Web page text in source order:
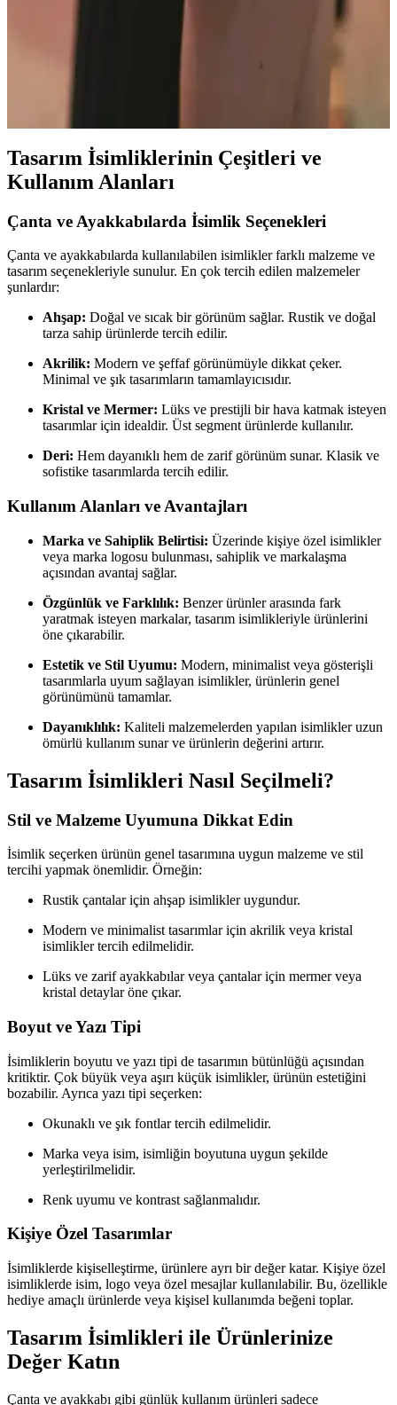
Kompakt EDC Çantası Seçimi: Kullanıcı
Deneyimleri ve Öne Çıkan Modellerin İncelenmesi
Kompakt EDC çantaları, günlük eşyaların düzenli taşınmasını
Metro ve diğer modellerin avantajları ve dezavantajları inceleniyor.
Tasarım İsimliklerinin Çeşitleri ve
Kullanım Alanları
Çanta ve Ayakkabılarda İsimlik Seçenekleri
Çanta ve ayakkabılarda kullanılabilen isimlikler farklı malzeme ve
tasarım seçenekleriyle sunulur. En çok tercih edilen malzemeler
şunlardır:
Ahşap: Doğal ve sıcak bir görünüm sağlar. Rustik ve doğal
tarza sahip ürünlerde tercih edilir.
Akrilik: Modern ve şeffaf görünümüyle dikkat çeker.
Minimal ve şık tasarımların tamamlayıcısıdır.
Kristal ve Mermer: Lüks ve prestijli bir hava katmak isteyen
tasarımlar için idealdir. Üst segment ürünlerde kullanılır.
Deri: Hem dayanıklı hem de zarif görünüm sunar. Klasik ve
sofistike tasarımlarda tercih edilir.
Kullanım Alanları ve Avantajları
Marka ve Sahiplik Belirtisi: Üzerinde kişiye özel isimlikler
veya marka logosu bulunması, sahiplik ve markalaşma
açısından avantaj sağlar.
Özgünlük ve Farklılık: Benzer ürünler arasında fark
yaratmak isteyen markalar, tasarım isimlikleriyle ürünlerini
öne çıkarabilir.
Estetik ve Stil Uyumu: Modern, minimalist veya gösterişli
tasarımlarla uyum sağlayan isimlikler, ürünlerin genel
görünümünü tamamlar.
Dayanıklılık: Kaliteli malzemelerden yapılan isimlikler uzun
ömürlü kullanım sunar ve ürünlerin değerini artırır.
Tasarım İsimlikleri Nasıl Seçilmeli?
Stil ve Malzeme Uyumuna Dikkat Edin
İsimlik seçerken ürünün genel tasarımına uygun malzeme ve stil
tercihi yapmak önemlidir. Örneğin:
Rustik çantalar için ahşap isimlikler uygundur.
Modern ve minimalist tasarımlar için akrilik veya kristal
isimlikler tercih edilmelidir.
Lüks ve zarif ayakkabılar veya çantalar için mermer veya
kristal detaylar öne çıkar.
Boyut ve Yazı Tipi
İsimliklerin boyutu ve yazı tipi de tasarımın bütünlüğü açısından
kritiktir. Çok büyük veya aşırı küçük isimlikler, ürünün estetiğini
bozabilir. Ayrıca yazı tipi seçerken:
Okunaklı ve şık fontlar tercih edilmelidir.
Marka veya isim, isimliğin boyutuna uygun şekilde
yerleştirilmelidir.
Renk uyumu ve kontrast sağlanmalıdır.
Kişiye Özel Tasarımlar
İsimliklerde kişiselleştirme, ürünlere ayrı bir değer katar. Kişiye özel
isimliklerde isim, logo veya özel mesajlar kullanılabilir. Bu, özellikle
hediye amaçlı ürünlerde veya kişisel kullanımda beğeni toplar.
Tasarım İsimlikleri ile Ürünlerinize
Değer Katın
Çanta ve ayakkabı gibi günlük kullanım ürünleri sadece